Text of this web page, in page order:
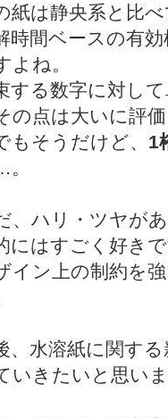
紙は静央系と比
時間ベースの有
よね。
する数字に対し
の点は大いに評
もそうだけど、 1
。
、ハリ・ツヤが
にはすごく好き
イン上の制約を
、水溶紙に関す
いきたいと思い